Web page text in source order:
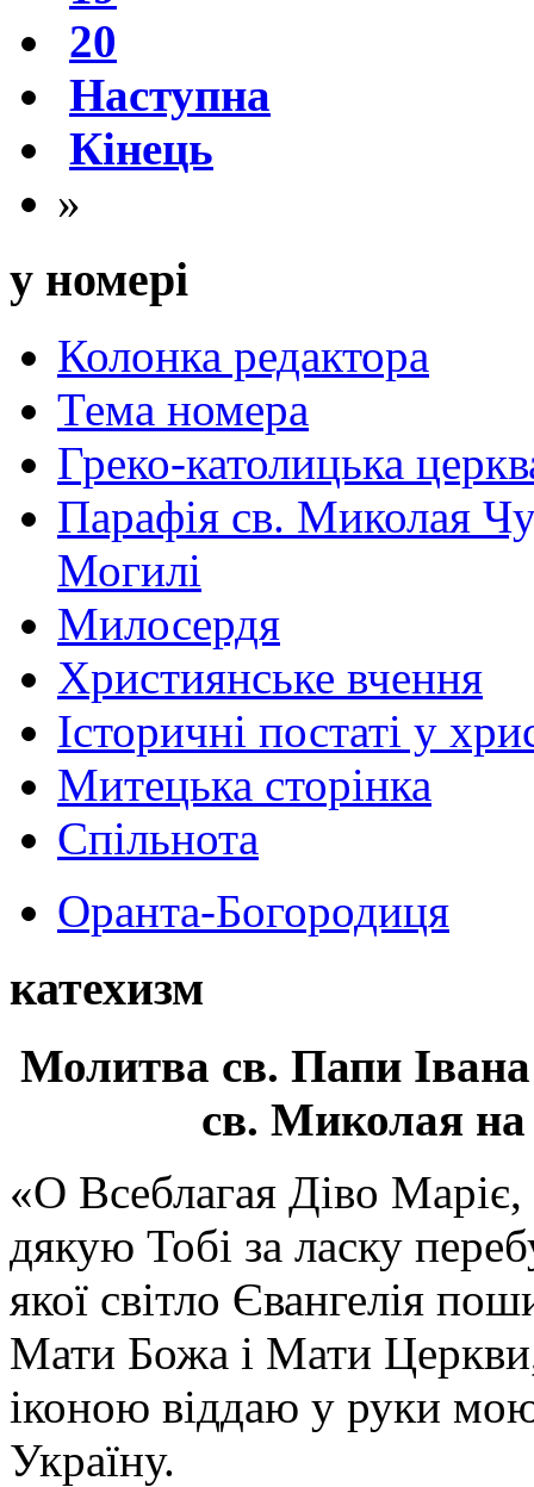
20
Наступна
Кінець
»
у номері
Колонка редактора
Тема номера
Греко-католицька
Парафія св. Миколая
Могилі
Милосердя
Християнське вчення
Історичні постаті у
Митецька сторінка
Спільнота
Оранта-Богородиця
катехизм
Молитва св.Папи
св. Миколая на
«О Всеблагая Діво
дякую Тобі за ласку
якої світло Євангелія
Мати Божа і Мати
іконою віддаю у руки
Україну.